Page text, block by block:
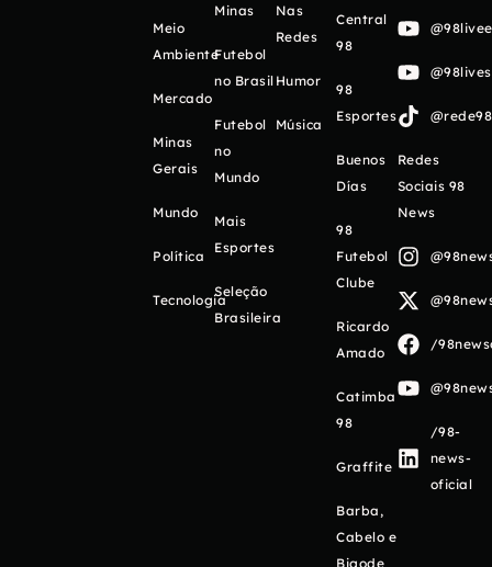
Meio
Ambiente
Mercado
Minas
Gerais
Mundo
Política
Tecnologia
Minas
Futebol
no Brasil
Futebol
no
Mundo
Mais
Esportes
Seleção
Brasileira
Nas
Redes
Humor
Música
Central
98
98
Esportes
Buenos
Días
98
Futebol
Clube
Ricardo
Amado
Catimba
98
Graffite
Barba,
Cabelo e
Bigode
Redes
Sociais 98
News
/
/98-
news-
oficial